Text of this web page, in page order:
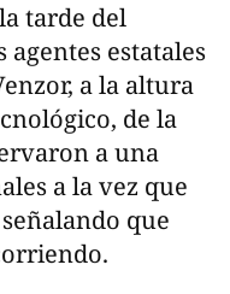
tarde del
agentes estatales
a la altura
de la
a una
a la vez que
que